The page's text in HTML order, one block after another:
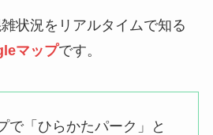
状況をリアルタイムで知る
マップです。
「ひらかたパーク」と